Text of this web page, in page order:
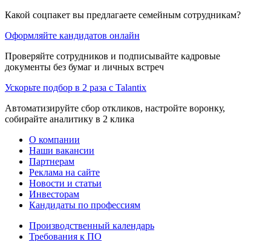
Какой соцпакет вы предлагаете семейным сотрудникам?
Оформляйте кандидатов онлайн
Проверяйте сотрудников и подписывайте кадровые
документы без бумаг и личных встреч
Ускорьте подбор в 2 раза с Talantix
Автоматизируйте сбор откликов, настройте воронку,
собирайте аналитику в 2 клика
О компании
Наши вакансии
Партнерам
Реклама на сайте
Новости и статьи
Инвесторам
Кандидаты по профессиям
Производственный календарь
Требования к ПО